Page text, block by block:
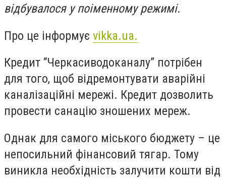
відбувалося у поіменному режимі.
Про це інформує vikka.ua.
Кредит “Черкасиводоканалу” потрібен
для того, щоб відремонтувати аварійні
каналізаційні мережі. Кредит дозволить
провести санацію зношених мереж.
Однак для самого міського бюджету – це
непосильний фінансовий тягар. Тому
виникла необхідність залучити кошти від